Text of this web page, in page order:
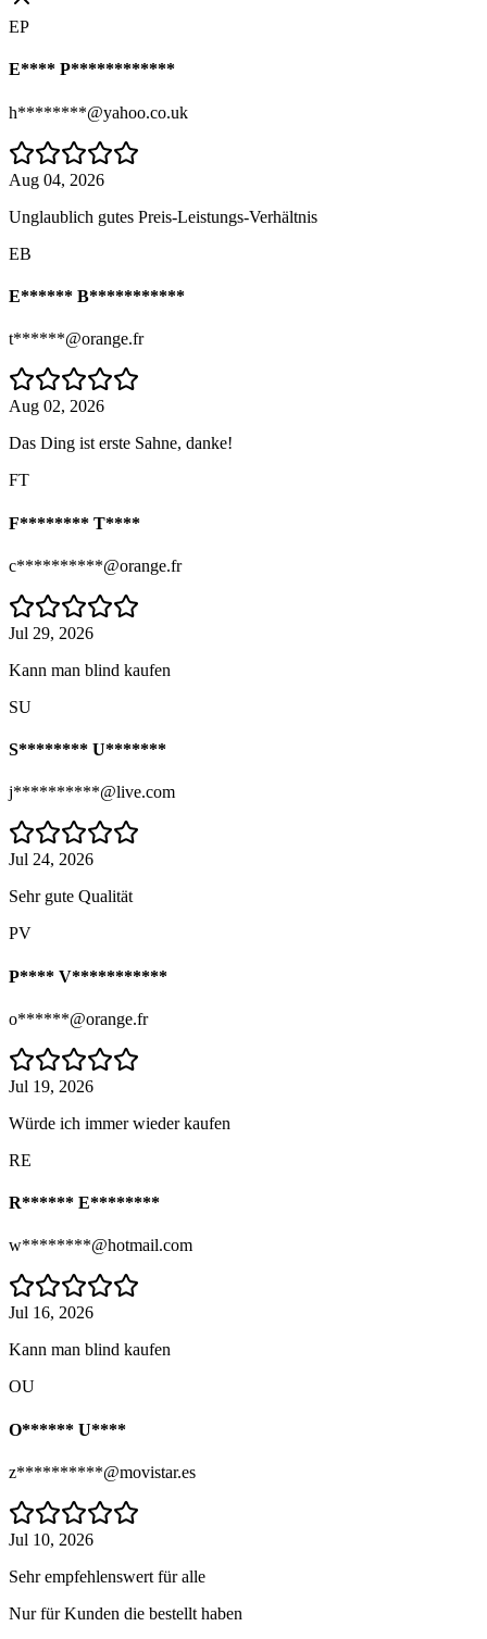
EP
E**** P************
h********@yahoo.co.uk
Aug 04, 2026
Unglaublich gutes Preis-Leistungs-Verhältnis
EB
E****** B***********
t******@orange.fr
Aug 02, 2026
Das Ding ist erste Sahne, danke!
FT
F******** T****
c**********@orange.fr
Jul 29, 2026
Kann man blind kaufen
SU
S******** U*******
j**********@live.com
Jul 24, 2026
Sehr gute Qualität
PV
P**** V***********
o******@orange.fr
Jul 19, 2026
Würde ich immer wieder kaufen
RE
R****** E********
w********@hotmail.com
Jul 16, 2026
Kann man blind kaufen
OU
O****** U****
z**********@movistar.es
Jul 10, 2026
Sehr empfehlenswert für alle
Nur für Kunden die bestellt haben